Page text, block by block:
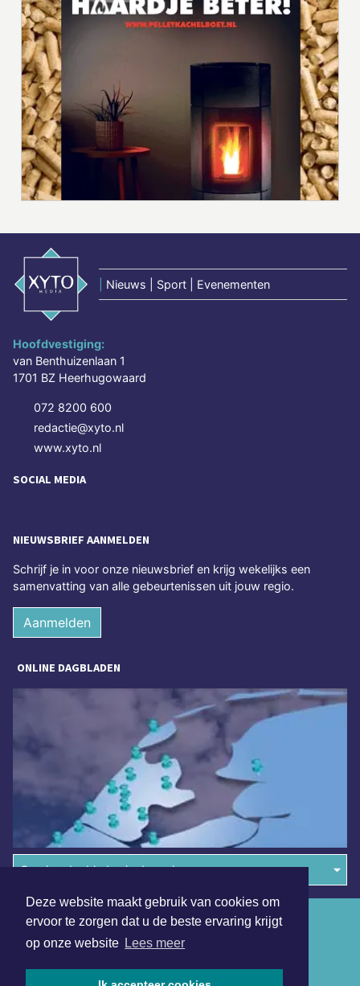
Deze website maakt gebruik van cookies om
ervoor te zorgen dat u de beste ervaring krijgt
op onze website Lees meer
Nieuws | Sport | Evenementen
Hoofdvestiging:
van Benthuizenlaan 1
1701 BZ Heerhugowaard
072 8200 600
redactie@xyto.nl
www.xyto.nl
SOCIAL MEDIA
NIEUWSBRIEF AANMELDEN
Schrijf je in voor onze nieuwsbrief en krijg wekelijks een
samenvatting van alle gebeurtenissen uit jouw regio.
Aanmelden
ONLINE DAGBLADEN
Overige dagbladen in de regio
Algemene voorwaarden
Disclaimer